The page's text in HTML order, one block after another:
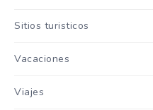
Sitios turisticos
Vacaciones
Viajes